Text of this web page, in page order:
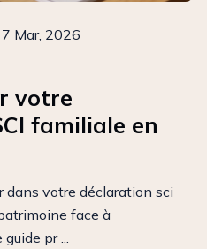
Mar, 2026
votre
familiale en
dans votre déclaration sci
face à
pr ...